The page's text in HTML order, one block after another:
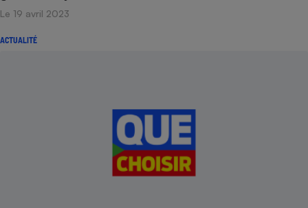
Le 19 avril 2023
ACTUALITÉ